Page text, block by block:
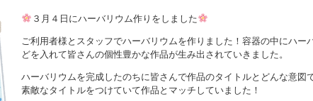
３月４日にハーバリウム作りをしました
ご利用者様とスタッフでハーバリウムを作りました！容器の中にハー
どを入れて皆さんの個性豊かな作品が生み出されていきました。
ハーバリウムを完成したのちに皆さんで作品のタイトルとどんな意図
素敵なタイトルをつけていて作品とマッチしていました！